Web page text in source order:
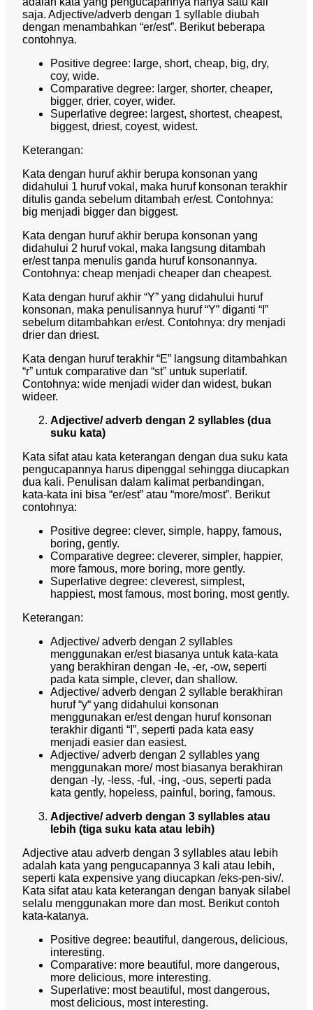
saja. Adjective/adverb dengan 1 syllable diubah
dengan menambahkan “er/est”. Berikut beberapa
contohnya.
Positive degree: large, short, cheap, big, dry,
coy, wide.
Comparative degree: larger, shorter, cheaper,
bigger, drier, coyer, wider.
Superlative degree: largest, shortest, cheapest,
biggest, driest, coyest, widest.
Keterangan:
Kata dengan huruf akhir berupa konsonan yang
didahului 1 huruf vokal, maka huruf konsonan terakhir
ditulis ganda sebelum ditambah er/est. Contohnya:
big menjadi bigger dan biggest.
Kata dengan huruf akhir berupa konsonan yang
didahului 2 huruf vokal, maka langsung ditambah
er/est tanpa menulis ganda huruf konsonannya.
Contohnya: cheap menjadi cheaper dan cheapest.
Kata dengan huruf akhir “Y” yang didahului huruf
konsonan, maka penulisannya huruf “Y” diganti “I”
sebelum ditambahkan er/est. Contohnya: dry menjadi
drier dan driest.
Kata dengan huruf terakhir “E” langsung ditambahkan
“r” untuk comparative dan “st” untuk superlatif.
Contohnya: wide menjadi wider dan widest, bukan
wideer.
Adjective/ adverb dengan 2 syllables (dua
suku kata)
Kata sifat atau kata keterangan dengan dua suku kata
pengucapannya harus dipenggal sehingga diucapkan
dua kali. Penulisan dalam kalimat perbandingan,
kata-kata ini bisa “er/est” atau “more/most”. Berikut
contohnya:
Positive degree: clever, simple, happy, famous,
boring, gently.
Comparative degree: cleverer, simpler, happier,
more famous, more boring, more gently.
Superlative degree: cleverest, simplest,
happiest, most famous, most boring, most gently.
Keterangan:
Adjective/ adverb dengan 2 syllables
menggunakan er/est biasanya untuk kata-kata
yang berakhiran dengan -le, -er, -ow, seperti
pada kata simple, clever, dan shallow.
Adjective/ adverb dengan 2 syllable berakhiran
huruf “y“ yang didahului konsonan
menggunakan er/est dengan huruf konsonan
terakhir diganti “I”, seperti pada kata easy
menjadi easier dan easiest.
Adjective/ adverb dengan 2 syllables yang
menggunakan more/ most biasanya berakhiran
dengan -ly, -less, -ful, -ing, -ous, seperti pada
kata gently, hopeless, painful, boring, famous.
Adjective/ adverb dengan 3 syllables atau
lebih (tiga suku kata atau lebih)
Adjective atau adverb dengan 3 syllables atau lebih
adalah kata yang pengucapannya 3 kali atau lebih,
seperti kata expensive yang diucapkan /eks-pen-siv/.
Kata sifat atau kata keterangan dengan banyak silabel
selalu menggunakan more dan most. Berikut contoh
kata-katanya.
Positive degree: beautiful, dangerous, delicious,
interesting.
Comparative: more beautiful, more dangerous,
more delicious, more interesting.
Superlative: most beautiful, most dangerous,
most delicious, most interesting.